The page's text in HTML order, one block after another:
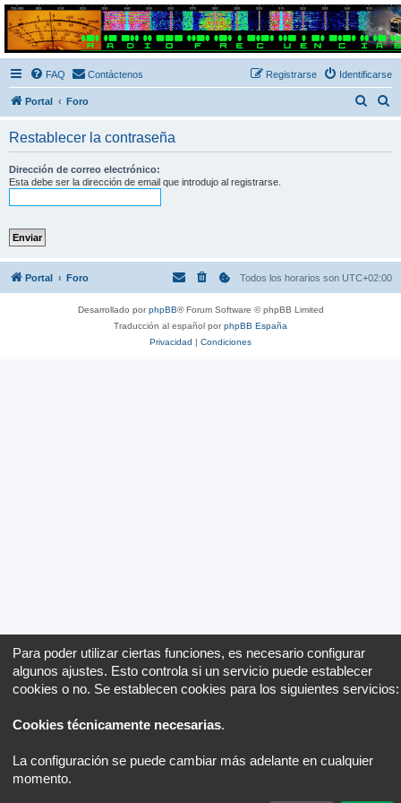
Radio Frecuencias
Foro de Radio Frecuencias
FAQ Contáctenos Identificarse
Registrarse
Portal Foro
Restablecer la contraseña
Dirección de correo electrónico:
Esta debe ser la dirección de email que introdujo al registrarse.
Portal Foro Todos los horarios son UTC+02:00
Desarrollado porphpBB® Forum Software © phpBB Limited
Traducción al español porphpBB España
Privacidad | Condiciones
Para poder utilizar ciertas funciones, es necesario configurar
algunos ajustes. Esto controla si un servicio puede establecer
cookies o no. Se establecen cookies para los siguientes servicios:
Cookies técnicamente necesarias.
La configuración se puede cambiar más adelante en cualquier
momento.